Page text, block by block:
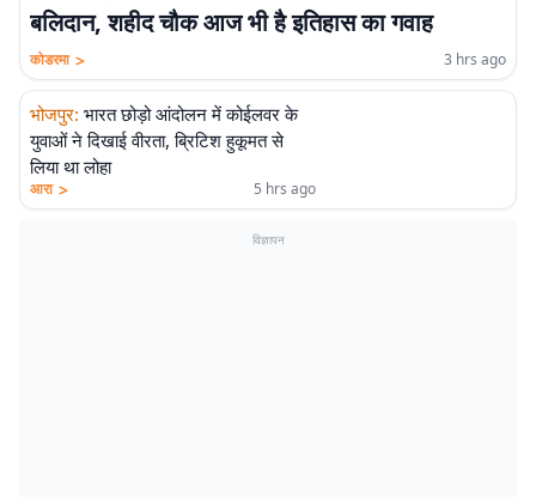
बलिदान, शहीद चौक आज भी है इतिहास का गवाह
कोडरमा > 3 hrs ago
भोजपुर: भारत छोड़ो आंदोलन में कोईलवर के
युवाओं ने दिखाई वीरता, ब्रिटिश हुकूमत से
लिया था लोहा
आरा > 5 hrs ago
विज्ञापन